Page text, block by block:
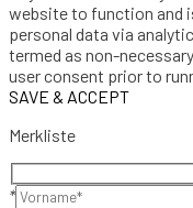
website to function and
personal data via
termed as non-
user consent prior to
SAVE & ACCEPT
Merkliste
*